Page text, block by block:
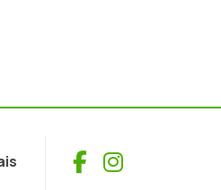
Facebook
Instagram